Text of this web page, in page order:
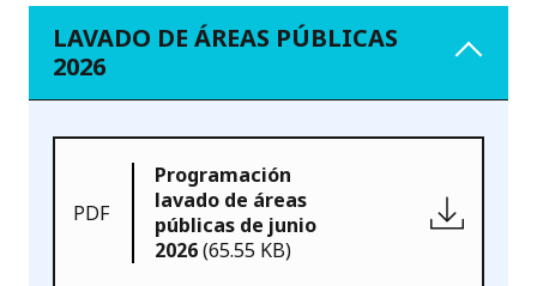
LAVADO DE ÁREAS PÚBLICAS
2026
PDF
Programación
lavado de áreas
públicas de junio
2026(65.55 KB)